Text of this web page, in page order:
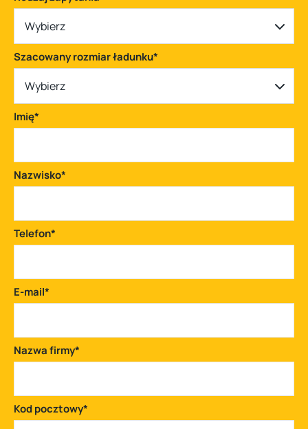
Wybierz
Szacowany rozmiar ładunku*
Wybierz
Imię*
Nazwisko*
Telefon*
E-mail*
Nazwa firmy*
Kod pocztowy*